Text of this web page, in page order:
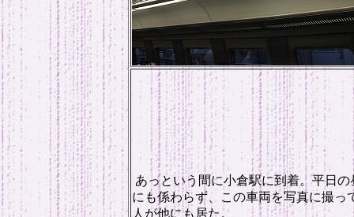
あっという間に小倉駅に到着。平日の
にも係わらず、この車両を写真に撮っ
人が他にも居た。